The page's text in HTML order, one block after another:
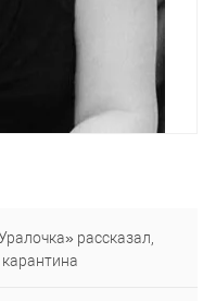
рассказал,